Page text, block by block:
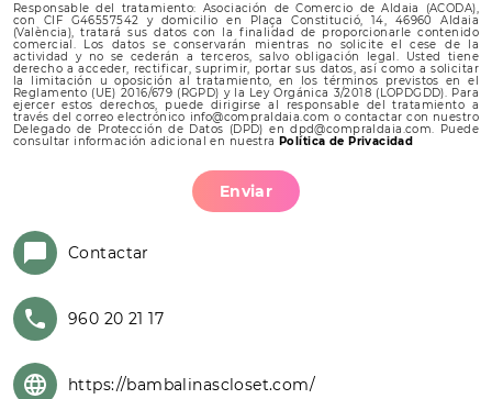
Responsable del tratamiento: Asociación de Comercio de Aldaia (ACODA),
con CIF G46557542 y domicilio en Plaça Constitució, 14, 46960 Aldaia
(València), tratará sus datos con la finalidad de proporcionarle contenido
comercial. Los datos se conservarán mientras no solicite el cese de la
actividad y no se cederán a terceros, salvo obligación legal. Usted tiene
derecho a acceder, rectificar, suprimir, portar sus datos, así como a solicitar
la limitación u oposición al tratamiento, en los términos previstos en el
Reglamento (UE) 2016/679 (RGPD) y la Ley Orgánica 3/2018 (LOPDGDD). Para
ejercer estos derechos, puede dirigirse al responsable del tratamiento a
través del correo electrónico info@compraldaia.com o contactar con nuestro
Delegado de Protección de Datos (DPD) en dpd@compraldaia.com. Puede
consultar información adicional en nuestraPolítica de Privacidad
Enviar
Contactar
960 20 21 17
https://bambalinascloset.com/